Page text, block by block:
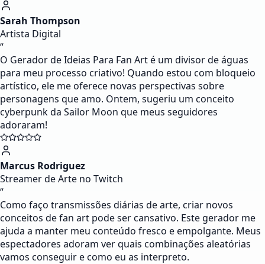
Sarah Thompson
Artista Digital
“
O Gerador de Ideias Para Fan Art é um divisor de águas
para meu processo criativo! Quando estou com bloqueio
artístico, ele me oferece novas perspectivas sobre
personagens que amo. Ontem, sugeriu um conceito
cyberpunk da Sailor Moon que meus seguidores
adoraram!
Marcus Rodriguez
Streamer de Arte no Twitch
“
Como faço transmissões diárias de arte, criar novos
conceitos de fan art pode ser cansativo. Este gerador me
ajuda a manter meu conteúdo fresco e empolgante. Meus
espectadores adoram ver quais combinações aleatórias
vamos conseguir e como eu as interpreto.